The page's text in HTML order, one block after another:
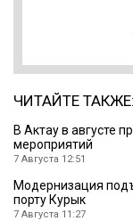
ЧИТАЙТЕ ТАКЖЕ:
В Актау в августе
мероприятий
7 Августа 12:51
Модернизация
порту Курык
7 Августа 11:27